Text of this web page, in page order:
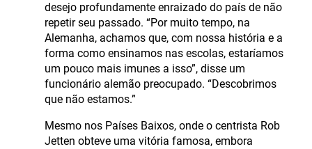
desejo profundamente enraizado do país de não
repetir seu passado. “Por muito tempo, na
Alemanha, achamos que, com nossa história e a
forma como ensinamos nas escolas, estaríamos
um pouco mais imunes a isso”, disse um
funcionário alemão preocupado. “Descobrimos
que não estamos.”
Mesmo nos Países Baixos, onde o centrista Rob
Jetten obteve uma vitória famosa, embora